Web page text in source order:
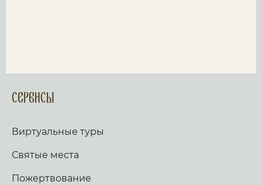
Сервисы
Виртуальные туры
Святые места
Пожертвование